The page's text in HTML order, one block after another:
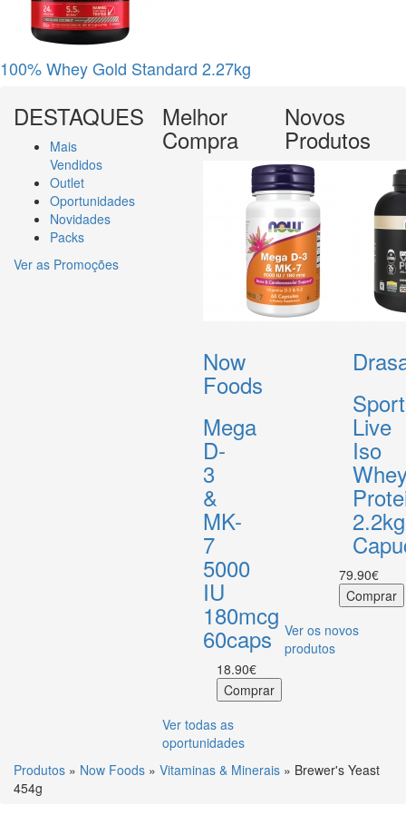
100% Whey Gold Standard 2.27kg
DESTAQUES
Mais
Vendidos
Outlet
Oportunidades
Novidades
Packs
Ver as Promoções
Melhor
Compra
Now
Foods
Mega
D-
3
&
MK-
7
5000
IU
180mcg
60caps
18.90€
Ver todas as
oportunidades
Novos
Produtos
Sport
Live
Iso
2.2kg
79.90€
Ver os novos
produtos
Produtos » Now Foods » Vitaminas & Minerais » Brewer's Yeast
454g